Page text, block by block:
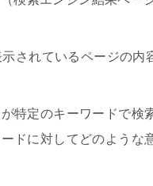
されているページの内
特定のキーワードで検
ドに対してどのような